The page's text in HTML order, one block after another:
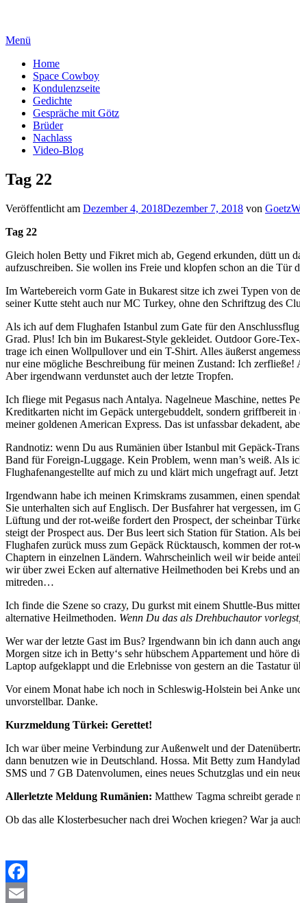
springen
Menü
Home
Space Cowboy
Kondulenzseite
Gedichte
Gespräche mit Götz
Brüder
Nachlass
Video-Blog
Tag 22
Veröffentlicht am Dezember 4, 2018Dezember 7, 2018 von
Tag 22
Gleich holen Betty und Fikret mich ab, Gegend erkunden, dütt un
aufzuschreiben. Sie wollen ins Freie und klopfen schon an die Tür
Im Wartebereich vorm Gate in Bukarest sitze ich zwei Typen von
seiner Kutte steht auch nur MC Turkey, ohne den Schriftzug des
Als ich auf dem Flughafen Istanbul zum Gate für den
Grad. Plus! Ich bin im Bukarest-Style gekleidet. Outdoor Gore-
trage ich einen Wollpullover und ein T-Shirt. Alles äußerst
nur eine mögliche Beschreibung für meinen Zustand: Ich
Aber irgendwann verdunstet auch der letzte Tropfen.
Ich fliege mit Pegasus nach Antalya. Nagelneue Maschine, nettes
Kreditkarten nicht im Gepäck untergebuddelt, sondern griffbereit
meiner goldenen American Express. Das ist unfassbar dekadent,
Randnotiz: wenn Du aus Rumänien über Istanbul mit Gepäck-
Band für Foreign-Luggage. Kein Problem, wenn man’s weiß. Als
Flughafenangestellte auf mich zu und klärt mich ungefragt auf.
Irgendwann habe ich meinen Krimskrams zusammen, einen
Sie unterhalten sich auf Englisch. Der Busfahrer hat vergessen,
Lüftung und der rot-weiße fordert den Prospect, der scheinbar
steigt der Prospect aus. Der Bus leert sich Station für Station. Als
Flughafen zurück muss zum Gepäck Rücktausch, kommen der
Chaptern in einzelnen Ländern. Wahrscheinlich weil wir beide
wir über zwei Ecken auf alternative Heilmethoden bei Krebs und
mitreden…
Ich finde die Szene so crazy, Du gurkst mit einem Shuttle-Bus
alternative Heilmethoden. Wenn Du das als Drehbuchautor
Wer war der letzte Gast im Bus? Irgendwann bin ich dann auch
Morgen sitze ich in Betty‘s sehr hübschem Appartement und höre
Laptop aufgeklappt und die Erlebnisse von gestern an die Tastatur
Vor einem Monat habe ich noch in Schleswig-Holstein bei Anke
unvorstellbar. Danke.
Kurzmeldung Türkei: Gerettet!
Ich war über meine Verbindung zur Außenwelt und der
dann benutzen wie in Deutschland. Hossa. Mit Betty zum
SMS und 7 GB Datenvolumen, eines neues Schutzglas und ein
Allerletzte Meldung Rumänien: Matthew Tagma schreibt gerade
Ob das alle Klosterbesucher nach drei Wochen kriegen? War ja
Facebook